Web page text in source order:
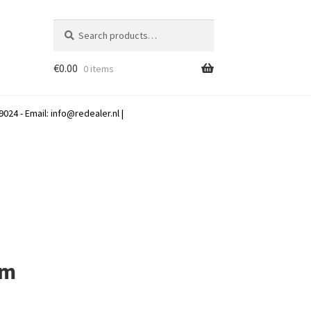
for:
€0.00 0 items
- Email: info@redealer.nl|